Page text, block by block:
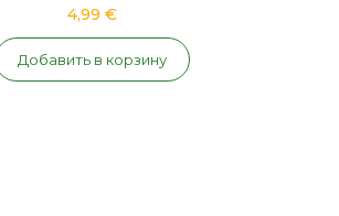
4,99 €
Добавить в корзину